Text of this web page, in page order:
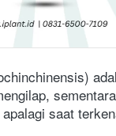
saat